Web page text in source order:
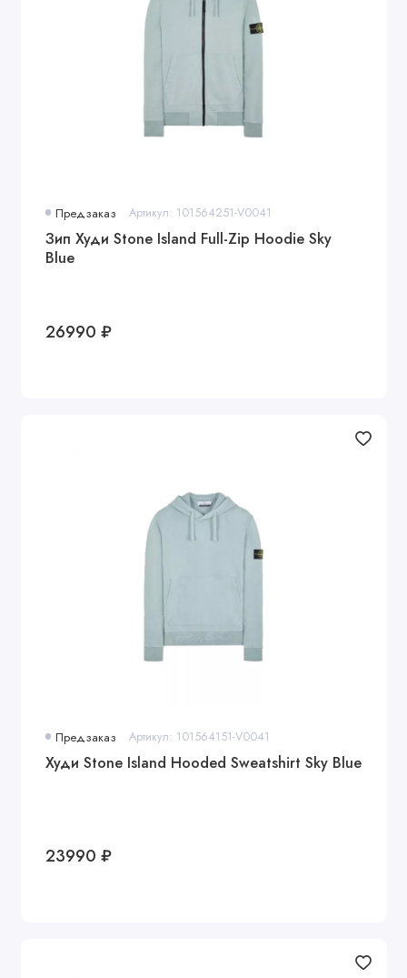
Предзаказ Артикул: 101564251-V0041
Зип Худи Stone Island Full-Zip Hoodie Sky
Blue
26990 ₽
Предзаказ Артикул: 101564151-V0041
Худи Stone Island Hooded Sweatshirt Sky Blue
23990 ₽